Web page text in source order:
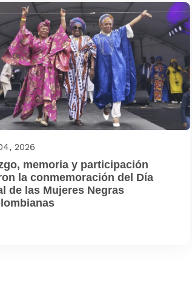
2026
memoria y participación
la conmemoración del Día
de las Mujeres Negras